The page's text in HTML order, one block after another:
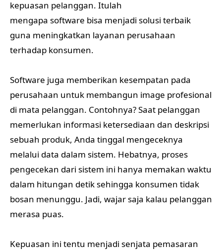
kepuasan pelanggan. Itulah
mengapa software bisa menjadi solusi terbaik
guna meningkatkan layanan perusahaan
terhadap konsumen.
Software juga memberikan kesempatan pada
perusahaan untuk membangun image profesional
di mata pelanggan. Contohnya? Saat pelanggan
memerlukan informasi ketersediaan dan deskripsi
sebuah produk, Anda tinggal mengeceknya
melalui data dalam sistem. Hebatnya, proses
pengecekan dari sistem ini hanya memakan waktu
dalam hitungan detik sehingga konsumen tidak
bosan menunggu. Jadi, wajar saja kalau pelanggan
merasa puas.
Kepuasan ini tentu menjadi senjata pemasaran